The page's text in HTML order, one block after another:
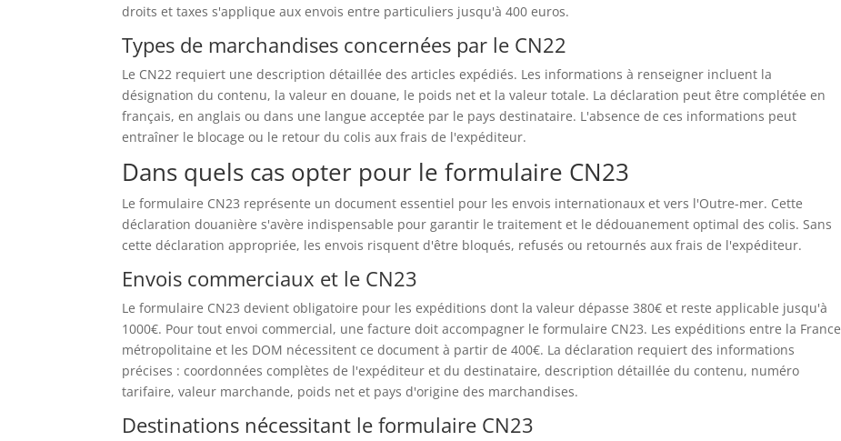
droits et taxes s'applique aux envois entre particuliers jusqu'à 400 euros.
Types de marchandises concernées par le CN22
Le CN22 requiert une description détaillée des articles expédiés. Les informations à renseigner incluent la
désignation du contenu, la valeur en douane, le poids net et la valeur totale. La déclaration peut être complétée en
français, en anglais ou dans une langue acceptée par le pays destinataire. L'absence de ces informations peut
entraîner le blocage ou le retour du colis aux frais de l'expéditeur.
Dans quels cas opter pour le formulaire CN23
Le formulaire CN23 représente un document essentiel pour les envois internationaux et vers l'Outre-mer. Cette
déclaration douanière s'avère indispensable pour garantir le traitement et le dédouanement optimal des colis. Sans
cette déclaration appropriée, les envois risquent d'être bloqués, refusés ou retournés aux frais de l'expéditeur.
Envois commerciaux et le CN23
Le formulaire CN23 devient obligatoire pour les expéditions dont la valeur dépasse 380€ et reste applicable jusqu'à
1000€. Pour tout envoi commercial, une facture doit accompagner le formulaire CN23. Les expéditions entre la France
métropolitaine et les DOM nécessitent ce document à partir de 400€. La déclaration requiert des informations
précises : coordonnées complètes de l'expéditeur et du destinataire, description détaillée du contenu, numéro
tarifaire, valeur marchande, poids net et pays d'origine des marchandises.
Destinations nécessitant le formulaire CN23